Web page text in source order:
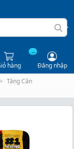
...
hàng
Đăng nhập
Tăng Cân